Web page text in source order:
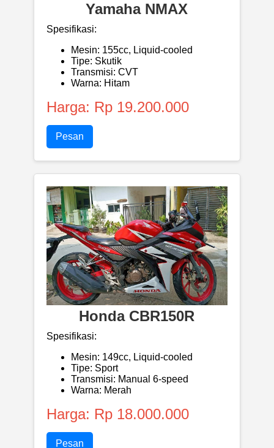
Yamaha NMAX
Spesifikasi:
Mesin: 155cc, Liquid-cooled
Tipe: Skutik
Transmisi: CVT
Warna: Hitam
Harga: Rp 19.200.000
Pesan
Honda CBR150R
Spesifikasi:
Mesin: 149cc, Liquid-cooled
Tipe: Sport
Transmisi: Manual 6-speed
Warna: Merah
Harga: Rp 18.000.000
Pesan